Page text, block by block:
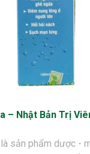
– Nhật Bản Trị
sản phẩm dược -